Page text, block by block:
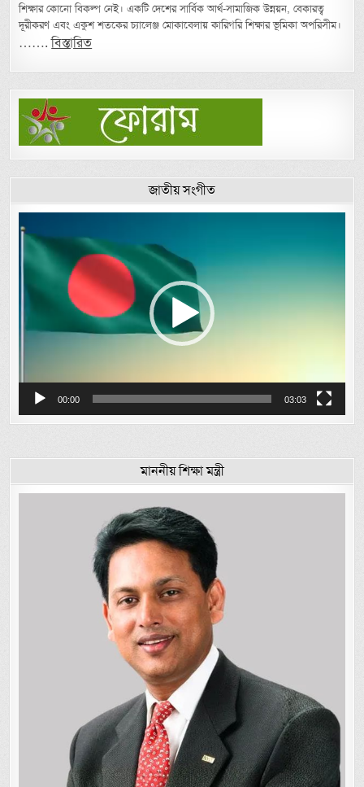
শিক্ষার কোনো বিকল্প নেই। একটি দেশের সার্বিক আর্থ-সামাজিক উন্নয়ন, বেকারত্ব
দূরীকরণ এবং একুশ শতকের চ্যালেঞ্জ মোকাবেলায় কারিগরি শিক্ষার ভূমিকা অপরিসীম।
…….বিস্তারিত
জাতীয় সংগীত
Player
00:00 03:03
মাননীয় শিক্ষা মন্ত্রী